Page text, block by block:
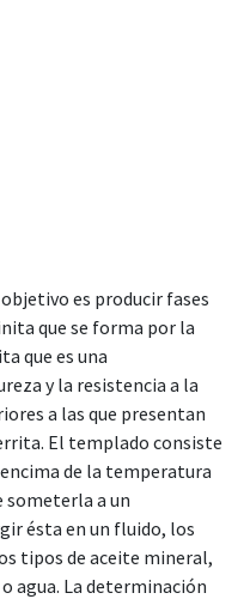
es producir fases
que se forma por la
que es una
y la resistencia a la
a las que presentan
El templado consiste
de la temperatura
a un
ésta en un fluido, los
tipos de aceite mineral,
agua. La determinación